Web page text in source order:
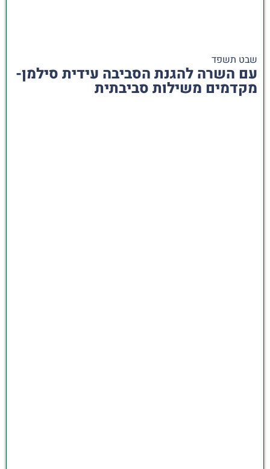
שבט תשפד
עם השרה להגנת הסביבה עידית סילמן-
מקדמים משילות סביבתית